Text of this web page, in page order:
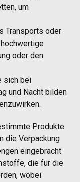
um
Transports oder
oder den
sich bei
und Nacht bilden
Produkte
die Verpackung
eingebracht
die für die
wobei